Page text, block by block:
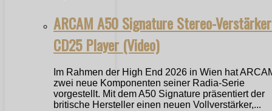
ARCAM A50 Signature Stereo-
CD25 Player (Video)
Im Rahmen der High End 2026 in Wien hat
zwei neue Komponenten seiner Radia-Serie
vorgestellt. Mit dem A50 Signature präsentiert der
britische Hersteller einen neuen Vollverstärker,...